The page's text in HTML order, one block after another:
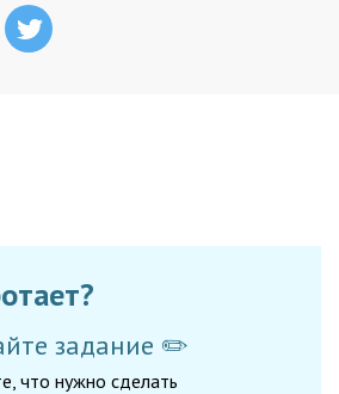
задание ✏️
что нужно сделать